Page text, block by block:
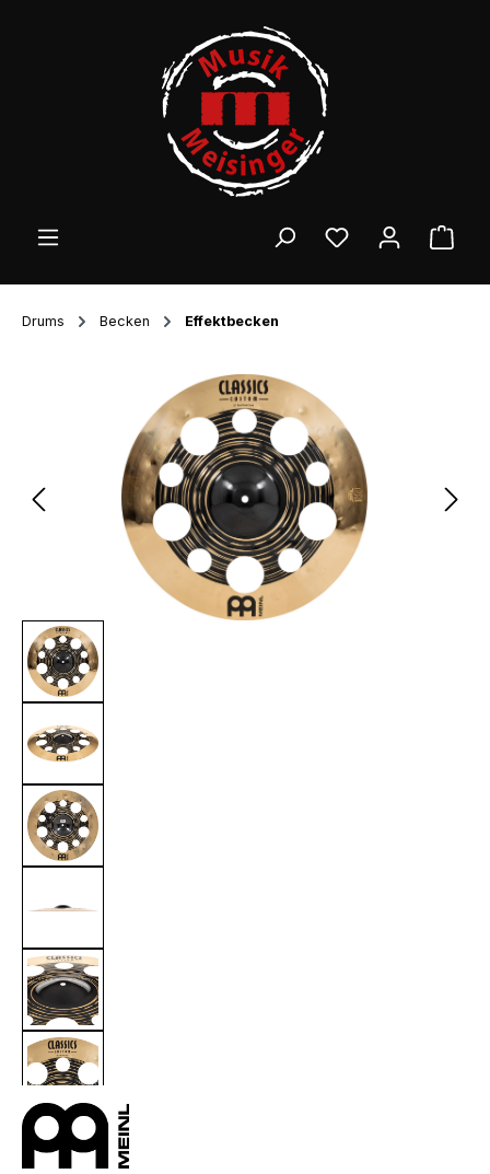
Drums Becken Effektbecken
Bildergalerie überspringen